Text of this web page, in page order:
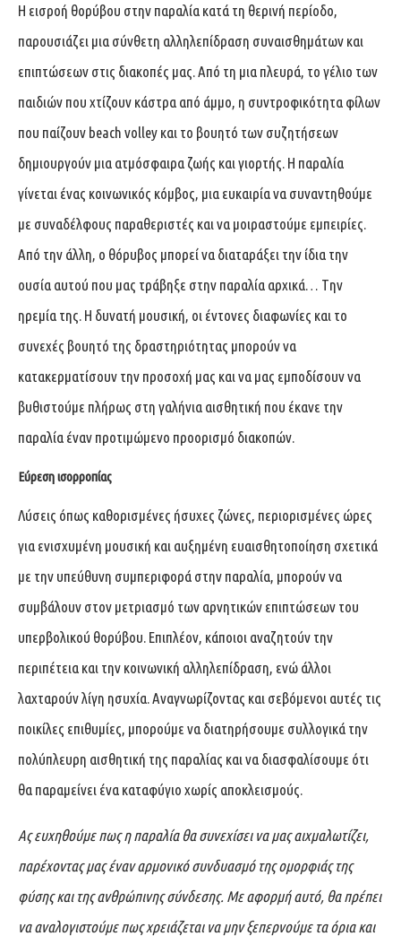
Η εισροή θορύβου στην παραλία κατά τη θερινή περίοδο,
παρουσιάζει μια σύνθετη αλληλεπίδραση συναισθημάτων και
επιπτώσεων στις διακοπές μας. Από τη μια πλευρά, το γέλιο των
παιδιών που χτίζουν κάστρα από άμμο, η συντροφικότητα φίλων
που παίζουν beach volley και το βουητό των συζητήσεων
δημιουργούν μια ατμόσφαιρα ζωής και γιορτής. Η παραλία
γίνεται ένας κοινωνικός κόμβος, μια ευκαιρία να συναντηθούμε
με συναδέλφους παραθεριστές και να μοιραστούμε εμπειρίες.
Από την άλλη, ο θόρυβος μπορεί να διαταράξει την ίδια την
ουσία αυτού που μας τράβηξε στην παραλία αρχικά… Tην
ηρεμία της. Η δυνατή μουσική, οι έντονες διαφωνίες και το
συνεχές βουητό της δραστηριότητας μπορούν να
κατακερματίσουν την προσοχή μας και να μας εμποδίσουν να
βυθιστούμε πλήρως στη γαλήνια αισθητική που έκανε την
παραλία έναν προτιμώμενο προορισμό διακοπών.
Εύρεση ισορροπίας
Λύσεις όπως καθορισμένες ήσυχες ζώνες, περιορισμένες ώρες
για ενισχυμένη μουσική και αυξημένη ευαισθητοποίηση σχετικά
με την υπεύθυνη συμπεριφορά στην παραλία, μπορούν να
συμβάλουν στον μετριασμό των αρνητικών επιπτώσεων του
υπερβολικού θορύβου. Επιπλέον, κάποιοι αναζητούν την
περιπέτεια και την κοινωνική αλληλεπίδραση, ενώ άλλοι
λαχταρούν λίγη ησυχία. Αναγνωρίζοντας και σεβόμενοι αυτές τις
ποικίλες επιθυμίες, μπορούμε να διατηρήσουμε συλλογικά την
πολύπλευρη αισθητική της παραλίας και να διασφαλίσουμε ότι
θα παραμείνει ένα καταφύγιο χωρίς αποκλεισμούς.
Ας ευχηθούμε πως η παραλία θα συνεχίσει να μας αιχμαλωτίζει,
παρέχοντας μας έναν αρμονικό συνδυασμό της ομορφιάς της
φύσης και της ανθρώπινης σύνδεσης. Με αφορμή αυτό, θα πρέπει
να αναλογιστούμε πως χρειάζεται να μην ξεπερνούμε τα όρια και